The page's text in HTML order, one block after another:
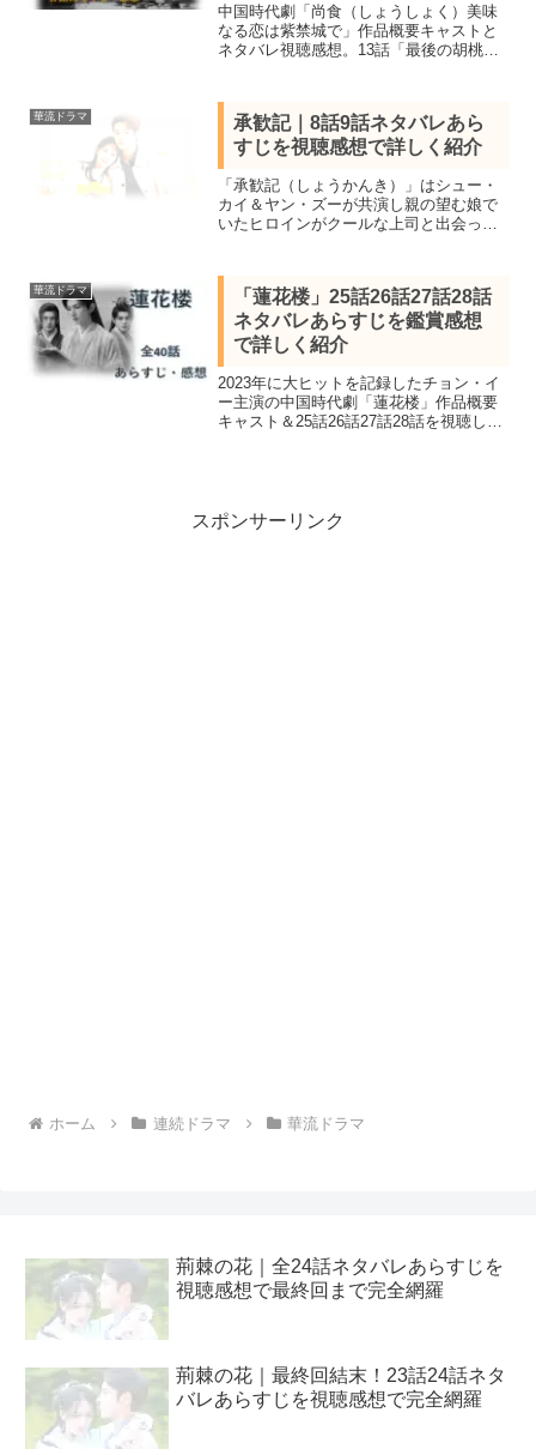
中国時代劇「尚食（しょうしょく）美味
なる恋は紫禁城で」作品概要キャストと
ネタバレ視聴感想。13話「最後の胡桃」
イエンとシュー・カイ共演、3日で再生数
1億超えした作品。
華流ドラマ
承歓記｜8話9話ネタバレあら
すじを視聴感想で詳しく紹介
「承歓記（しょうかんき）」はシュー・
カイ＆ヤン・ズーが共演し親の望む娘で
いたヒロインがクールな上司と出会った
話あらすじ一覧、8話9話ネタバレ感想を
詳しく紹介。
華流ドラマ
「蓮花楼」25話26話27話28話
ネタバレあらすじを鑑賞感想
で詳しく紹介
2023年に大ヒットを記録したチョン・イ
ー主演の中国時代劇「蓮花楼」作品概要
キャスト＆25話26話27話28話を視聴し感
スポンサーリンク
ホーム 連続ドラマ 華流ドラマ
荊棘の花｜全24話ネタバレあらすじを
視聴感想で最終回まで完全網羅
荊棘の花｜最終回結末！23話24話ネタ
バレあらすじを視聴感想で完全網羅